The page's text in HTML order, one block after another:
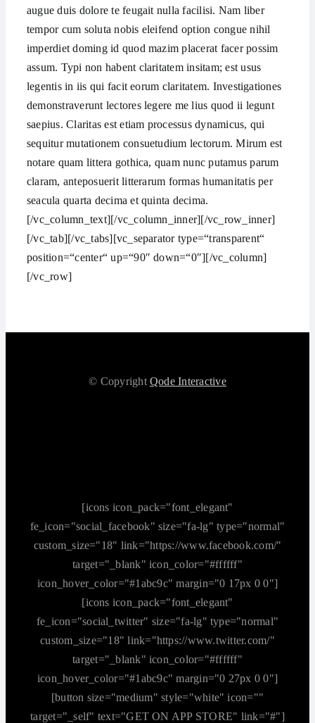
augue duis dolore te feugait nulla facilisi. Nam liber
tempor cum soluta nobis eleifend option congue nihil
imperdiet doming id quod mazim placerat facer possim
assum. Typi non habent claritatem insitam; est usus
legentis in iis qui facit eorum claritatem. Investigationes
demonstraverunt lectores legere me lius quod ii legunt
saepius. Claritas est etiam processus dynamicus, qui
sequitur mutationem consuetudium lectorum. Mirum est
notare quam littera gothica, quam nunc putamus parum
claram, anteposuerit litterarum formas humanitatis per
seacula quarta decima et quinta decima.
[/vc_column_text][/vc_column_inner][/vc_row_inner]
[/vc_tab][/vc_tabs][vc_separator type=“transparent“
position=“center“ up=“90″ down=“0″][/vc_column]
[/vc_row]
© CopyrightQode Interactive
[icons icon_pack="font_elegant"
fe_icon="social_facebook" size="fa-lg" type="normal"
custom_size="18" link="https://www.facebook.com/"
target="_blank" icon_color="#ffffff"
icon_hover_color="#1abc9c" margin="0 17px 0 0"]
[icons icon_pack="font_elegant"
fe_icon="social_twitter" size="fa-lg" type="normal"
custom_size="18" link="https://www.twitter.com/"
target="_blank" icon_color="#ffffff"
icon_hover_color="#1abc9c" margin="0 27px 0 0"]
[button size="medium" style="white" icon=""
target="_self" text="GET ON APP STORE" link="#"]